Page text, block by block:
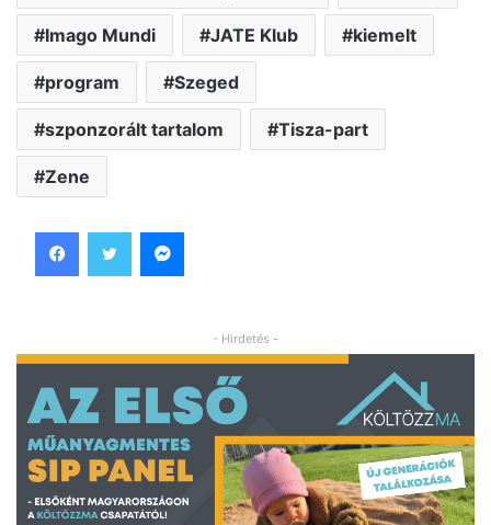
Imago Mundi JATE Klub kiemelt
program Szeged
szponzorált tartalom Tisza-part
Zene
- Hirdetés -